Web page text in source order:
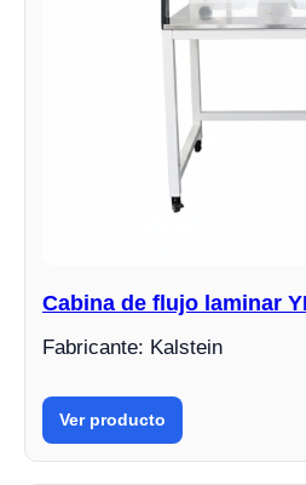
Cabina de flujo laminar
Fabricante: Kalstein
Ver producto